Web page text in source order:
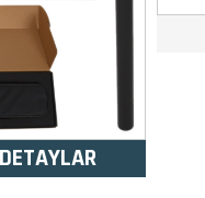
DETAYLAR